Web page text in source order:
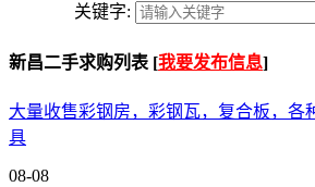
关键字:
新昌二手求购列表 [我要发布信息]
大量收售彩钢房，彩钢瓦，复合板，各
具
08-08